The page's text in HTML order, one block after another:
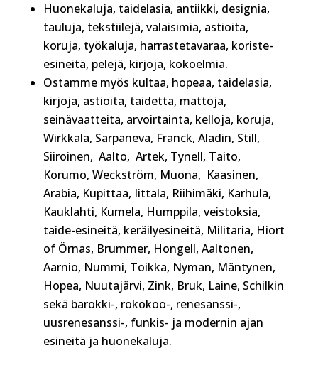
Huonekaluja, taidelasia, antiikki, designia,
tauluja, tekstiilejä, valaisimia, astioita,
koruja, työkaluja, harrastetavaraa, koriste-
esineitä, pelejä, kirjoja, kokoelmia.
Ostamme myös kultaa, hopeaa, taidelasia,
kirjoja, astioita, taidetta, mattoja,
seinävaatteita, arvoirtainta, kelloja, koruja,
Wirkkala, Sarpaneva, Franck, Aladin, Still,
Siiroinen, Aalto, Artek, Tynell, Taito,
Korumo, Weckström, Muona, Kaasinen,
Arabia, Kupittaa, Iittala, Riihimäki, Karhula,
Kauklahti, Kumela, Humppila, veistoksia,
taide-esineitä, keräilyesineitä, Militaria, Hiort
of Örnas, Brummer, Hongell, Aaltonen,
Aarnio, Nummi, Toikka, Nyman, Mäntynen,
Hopea, Nuutajärvi, Zink, Bruk, Laine, Schilkin
sekä barokki-, rokokoo-, renesanssi-,
uusrenesanssi-, funkis- ja modernin ajan
esineitä ja huonekaluja.